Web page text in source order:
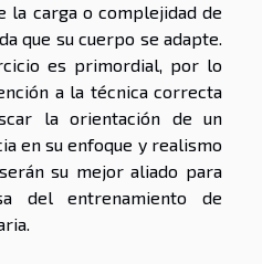
la carga o complejidad de
que su cuerpo se adapte.
es primordial, por lo
a la técnica correcta
la orientación de un
en su enfoque y realismo
su mejor aliado para
del entrenamiento de